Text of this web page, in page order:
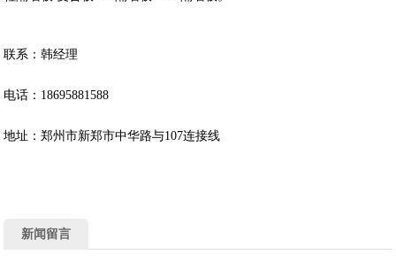
联系：韩经理
电话：18695881588
地址：郑州市新郑市中华路与107连接线
新闻留言